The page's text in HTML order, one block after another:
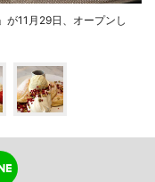
が11月29日、オープンし